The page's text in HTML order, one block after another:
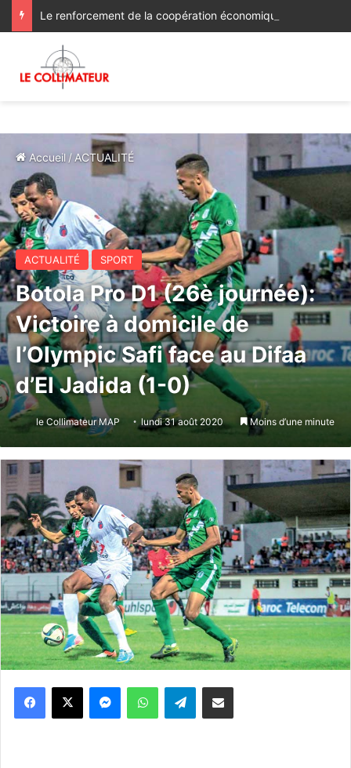
Accueil / ACTUALITÉ
ACTUALITÉ SPORT
Botola Pro D1 (26è journée):
Victoire à domicile de
l’Olympic Safi face au Difaa
d’El Jadida (1-0)
le Collimateur MAP lundi 31 août 2020 Moins d’une minute
WhatsApp Telegram